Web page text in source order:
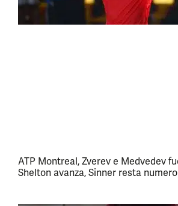
ATP Montreal, Zverev e Medvedev
Shelton avanza, Sinner resta